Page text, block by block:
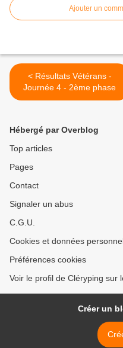
Ajouter un
< Résultats Vétérans -
Journée 4 - 2ème phase
Hébergé par Overblog
Top articles
Pages
Contact
Signaler un abus
C.G.U.
Cookies et données
Préférences cookies
Voir le profil de Cléryping sur
Créer un